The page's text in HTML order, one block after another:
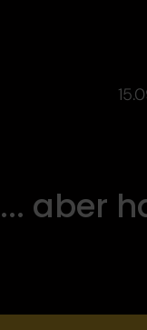
... aber